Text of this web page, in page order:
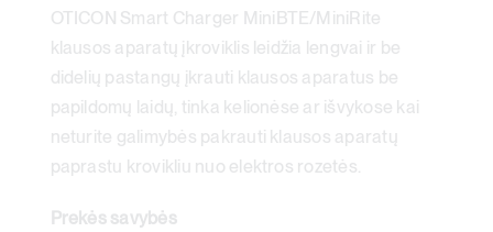
kelioninis
įkroviklis
OTICON Smart Charger MiniBTE/MiniRite
klausos aparatų įkroviklis leidžia lengvai ir be
didelių pastangų įkrauti klausos aparatus be
papildomų laidų, tinka kelionėse ar išvykose kai
neturite galimybės pakrauti klausos aparatų
paprastu krovikliu nuo elektros rozetės.
Prekės savybės